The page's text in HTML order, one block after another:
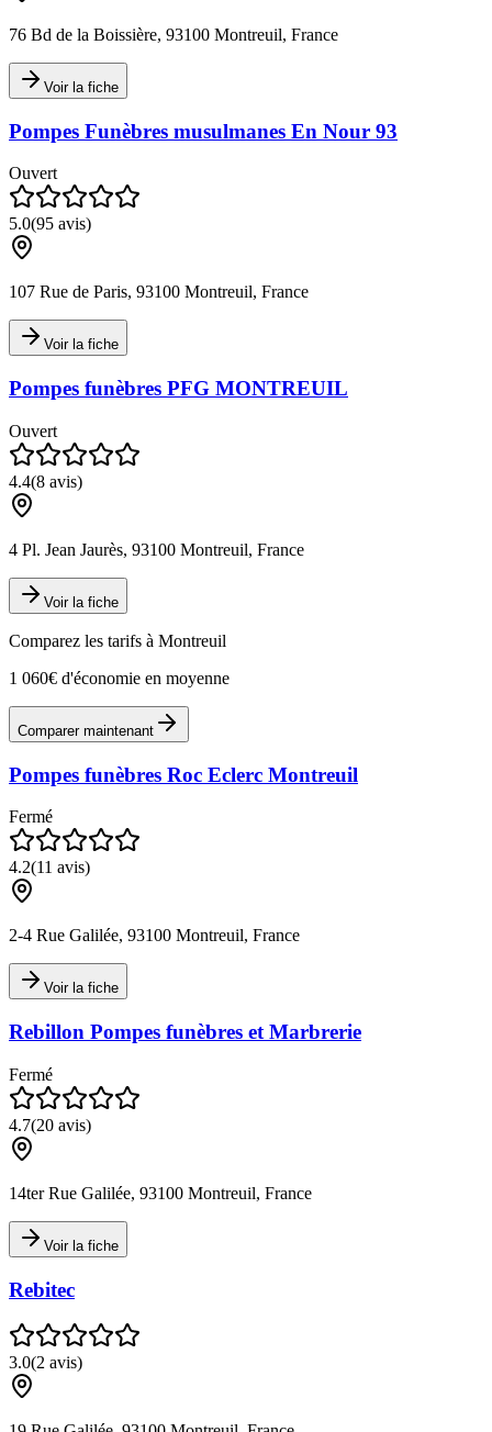
76 Bd de la Boissière, 93100 Montreuil, France
Voir la fiche
Pompes Funèbres musulmanes En Nour 93
Ouvert
5.0(95 avis)
107 Rue de Paris, 93100 Montreuil, France
Voir la fiche
Pompes funèbres PFG MONTREUIL
Ouvert
4.4(8 avis)
4 Pl. Jean Jaurès, 93100 Montreuil, France
Voir la fiche
Comparez les tarifs à Montreuil
1 060€ d'économie en moyenne
Comparer maintenant
Pompes funèbres Roc Eclerc Montreuil
Fermé
4.2(11 avis)
2-4 Rue Galilée, 93100 Montreuil, France
Voir la fiche
Rebillon Pompes funèbres et Marbrerie
Fermé
4.7(20 avis)
14ter Rue Galilée, 93100 Montreuil, France
Voir la fiche
Rebitec
3.0(2 avis)